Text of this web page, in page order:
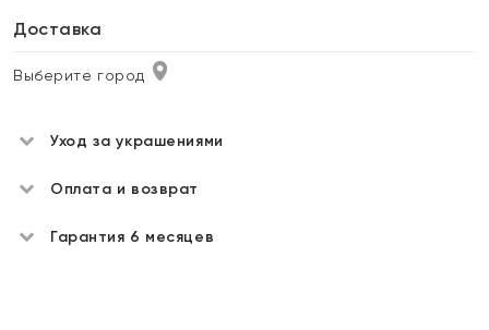
Доставка
Выберите город
Уход за украшениями
Оплата и возврат
Гарантия 6 месяцев